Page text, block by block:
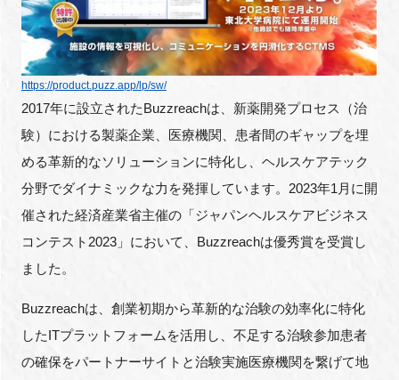
https://product.puzz.app/lp/sw/
2017年に設立されたBuzzreachは、新薬開発プロセス（治
験）における製薬企業、医療機関、患者間のギャップを埋
める革新的なソリューションに特化し、ヘルスケアテック
分野でダイナミックな力を発揮しています。2023年1月に開
催された経済産業省主催の「ジャパンヘルスケアビジネス
コンテスト2023」において、Buzzreachは優秀賞を受賞し
ました。
Buzzreachは、創業初期から革新的な治験の効率化に特化
したITプラットフォームを活用し、不足する治験参加患者
の確保をパートナーサイトと治験実施医療機関を繋げて地